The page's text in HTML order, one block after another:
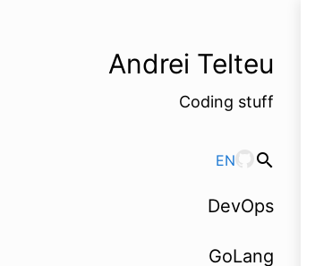
Andrei Telteu
Coding stuff
EN search
DevOps
GoLang